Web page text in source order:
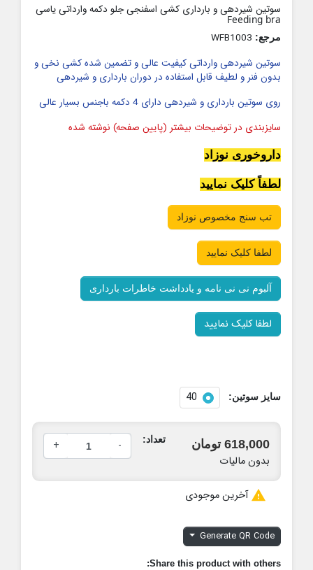
سوتین شیردهی و بارداری کشی اسفنجی جلو دکمه وارداتی یاسی
Feeding bra
مرجع:
سوتین شیردهی وارداتی کیفیت عالی و تضمین شده کشی نخی و
بدون فنر و لطیف قابل استفاده در دوران بارداری و شیردهی
روی سوتین بارداری و شیردهی دارای 4 دکمه باجنس بسیار عالی
سایزبندی در توضیحات بیشتر (پایین صفحه) نوشته شده
داروخوری نوزاد
لطفاً کلیک نمایید
تب سنج مخصوص نوزاد
لطفا کلیک نمایید
آلبوم نی نی نامه و یادداشت خاطرات بارداری
لطفا کلیک نمایید
سایز سوتین: 40
618,000 تومان
بدون مالیات
تعداد: -
+
 آخرین موجودی
Generate QR Code
Share this product with others: